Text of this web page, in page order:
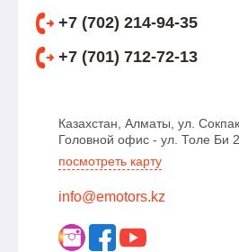
+7 (702) 214-94-35
+7 (701) 712-72-13
Казахстан, Алматы, ул.
Головной офис - ул. Толе Би
посмотреть карту
info@emotors.kz